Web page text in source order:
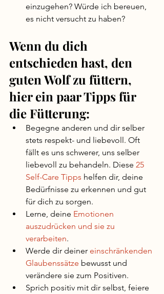
einzugehen? Würde ich bereuen,
es nicht versucht zu haben?
Wenn du dich
entschieden hast, den
guten Wolf zu füttern,
hier ein paar Tipps für
die Fütterung:
Begegne anderen und dir selber
stets respekt- und liebevoll. Oft
fällt es uns schwerer, uns selber
liebevoll zu behandeln. Diese 25
Self-Care Tipps helfen dir, deine
Bedürfnisse zu erkennen und gut
für dich zu sorgen.
Lerne, deine Emotionen
auszudrücken und sie zu
verarbeiten.
Werde dir deiner einschränkenden
Glaubenssätze bewusst und
verändere sie zum Positiven.
Sprich positiv mit dir selbst, feiere